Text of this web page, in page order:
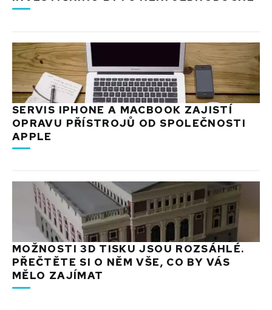
SERVIS IPHONE A MACBOOK ZAJISTÍ
OPRAVU PŘÍSTROJŮ OD SPOLEČNOSTI
APPLE
MOŽNOSTI 3D TISKU JSOU ROZSÁHLÉ.
PŘEČTĚTE SI O NĚM VŠE, CO BY VÁS
MĚLO ZAJÍMAT